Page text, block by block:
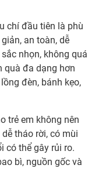
chí đầu tiên là phù
an toàn, dễ
nhọn, không quá
quà đa dạng hơn
đèn, bánh kẹo,
trẻ em không nên
tháo rời, có mùi
có thể gây rủi ro.
bì, nguồn gốc và